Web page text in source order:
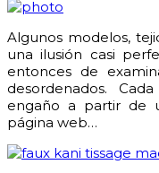
Algunos modelos,
una ilusión casi
entonces de
desordenados.
engaño a partir de
página web…